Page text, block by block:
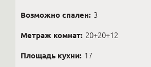
Возможно спален: 3
Метраж комнат: 20+20+12
Площадь кухни: 17